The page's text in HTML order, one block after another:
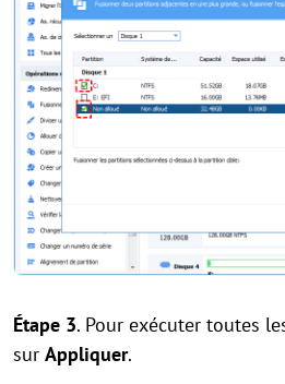
Étape 3. Pour exécuter toutes
sur Appliquer.